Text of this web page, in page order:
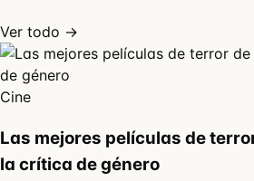
Ver todo →
Cine
Las mejores películas de
la crítica de género